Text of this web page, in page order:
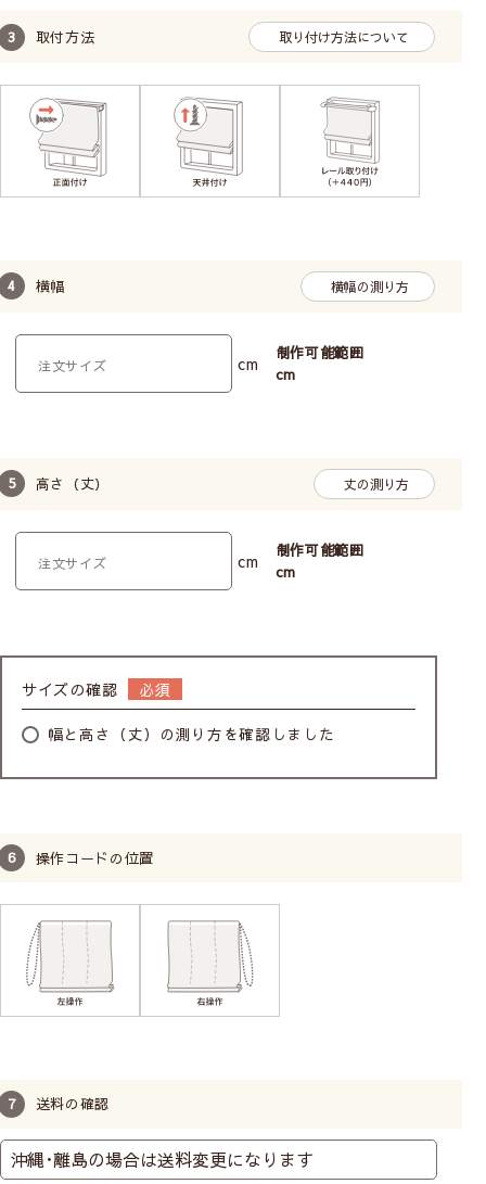
TOSOのドラム式メカを使用しています。BOX型
なので、窓側(裏面)もすっきりまとまっています。
メカに厚みがあり重くなるため、カーテンレール付
けには不向きです。
柄の位置（模様の出し方）は指定できません。
子どもの体重がかかるとコードのジョイント部分が外
れます。外れても元に戻せます。
お子様の手に届かないように、チェーンをくるくると
操作位置はお部屋に合わせて
取付方法 取り付け方法について
横幅 横幅の測り方
cm
制作可能範囲
cm
高さ（丈） 丈の測り方
cm
制作可能範囲
cm
サイズの確認
幅と高さ（丈）の測り方を確認しました
操作コードの位置
送料の確認